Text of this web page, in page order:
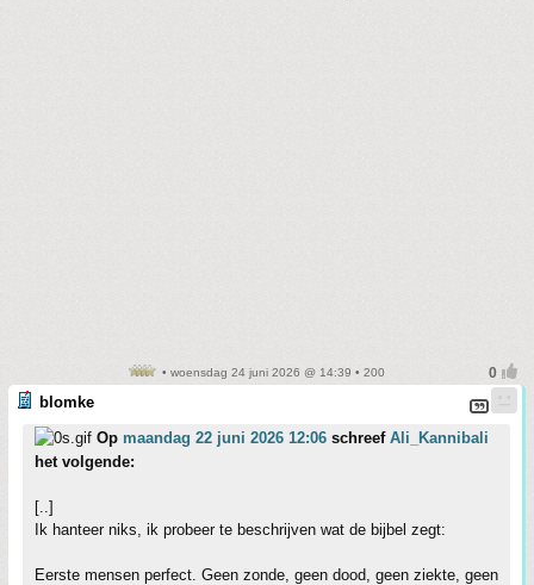
• woensdag 24 juni 2026 @ 14:39 • 200
blomke
Op maandag 22 juni 2026 12:06 schreef Ali_Kannibali
het volgende:
[..]
Ik hanteer niks, ik probeer te beschrijven wat de bijbel zegt:
Eerste mensen perfect. Geen zonde, geen dood, geen ziekte, geen